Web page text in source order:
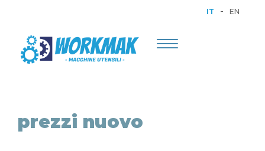
IT - EN
Toggle
prezzi nuovo